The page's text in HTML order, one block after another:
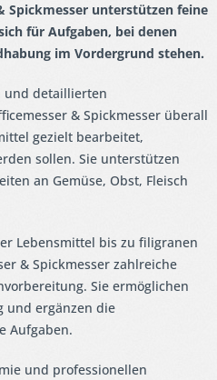
Spickmesser unterstützen feine
für Aufgaben, bei denen
im Vordergrund stehen.
und detaillierten
& Spickmesser überall
gezielt bearbeitet,
sollen. Sie unterstützen
an Gemüse, Obst, Fleisch
Lebensmittel bis zu filigranen
& Spickmesser zahlreiche
Sie ermöglichen
und ergänzen die
Aufgaben.
und professionellen